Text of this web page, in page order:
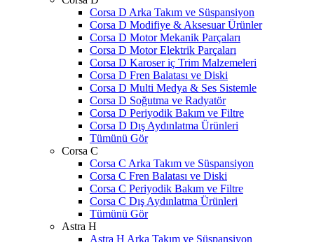
Corsa D Arka Takım ve Süspansiyon
Corsa D Modifiye & Aksesuar Ürünler
Corsa D Motor Mekanik Parçaları
Corsa D Motor Elektrik Parçaları
Corsa D Karoser iç Trim Malzemeleri
Corsa D Fren Balatası ve Diski
Corsa D Multi Medya & Ses Sistemle
Corsa D Soğutma ve Radyatör
Corsa D Periyodik Bakım ve Filtre
Corsa D Dış Aydınlatma Ürünleri
Tümünü Gör
Corsa C
Corsa C Arka Takım ve Süspansiyon
Corsa C Fren Balatası ve Diski
Corsa C Periyodik Bakım ve Filtre
Corsa C Dış Aydınlatma Ürünleri
Tümünü Gör
Astra H
Astra H Arka Takım ve Süspansiyon